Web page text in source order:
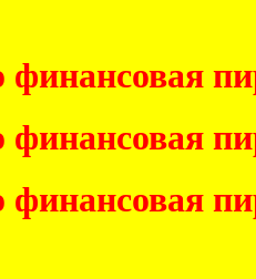
финансовая
финансовая
финансовая